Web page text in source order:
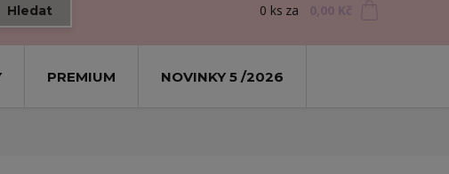
Hledat 0 ks za
PREMIUM NOVINKY 5 /2026